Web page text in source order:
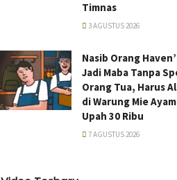
Timnas
3 AGUSTUS 2026
Nasib Orang
Jadi Maba Tanpa
Orang Tua, Harus
di Warung Mie
Upah 30 Ribu
7 AGUSTUS 2026